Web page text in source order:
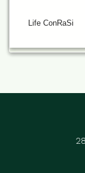
Life ConRaSi